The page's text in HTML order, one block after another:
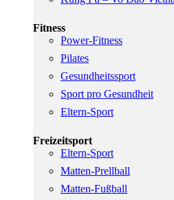
Fitness
Power-Fitness
Pilates
Gesundheitssport
Sport pro Gesundheit
Eltern-Sport
Freizeitsport
Eltern-Sport
Matten-Prellball
Matten-Fußball